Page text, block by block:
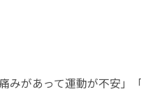
があって運動が不安」